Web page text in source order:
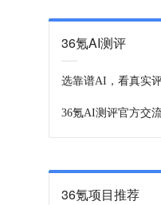
36氪AI测评
选靠谱AI，看真实
36氪AI测评官方交
36氪项目推荐